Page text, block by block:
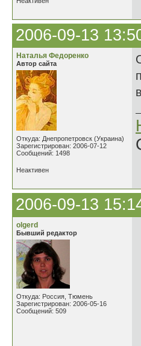
2006-09-13
Наталья Федоренко
Автор сайта
Откуда: Днепропетровск (Украина)
Зарегистрирован: 2006-07-12
Сообщений: 1498
Неактивен
2006-09-13
olgerd
Бывший редактор
Откуда: Россия, Тюмень
Зарегистрирован: 2006-05-16
Сообщений: 509